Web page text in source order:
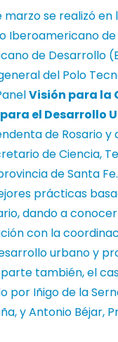
marzo se realizó
Iberoamericano
de Desarrollo
del Polo
Visión para la
el Desarrollo
de Rosario y
de Ciencia,
de Santa
prácticas
dando a
con la
urbano y
también, el
por Iñigo de la
y Antonio Béjar,